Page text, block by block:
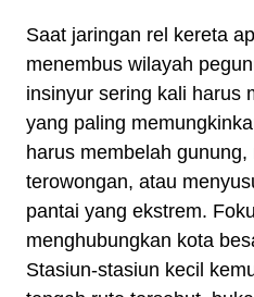
Saat jaringan rel kereta
menembus wilayah
insinyur sering kali harus
yang paling
harus membelah gunung,
terowongan, atau
pantai yang ekstrem.
menghubungkan kota
Stasiun-stasiun kecil